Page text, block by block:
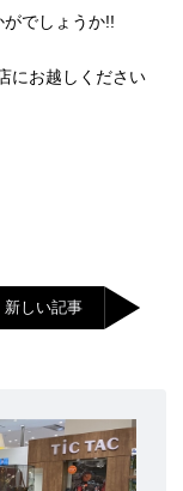
でしょうか!!
にお越しください
新しい記事